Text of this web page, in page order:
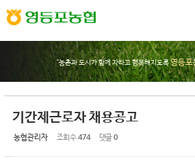
"농촌과 도시가 함께 자라고 행복해지도록영등포
기간제근로자 채용공고
농협관리자 조회 수474 댓글0